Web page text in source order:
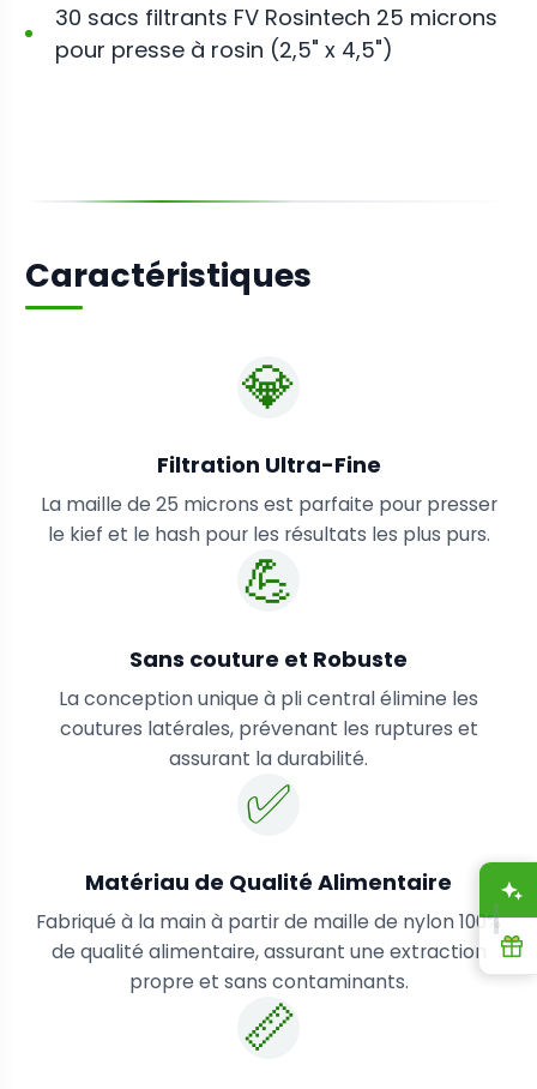
30 sacs filtrants FV Rosintech 25 microns
pour presse à rosin (2,5" x 4,5")
Caractéristiques
💎
Filtration Ultra-Fine
La maille de 25 microns est parfaite pour presser
le kief et le hash pour les résultats les plus purs.
💪
Sans couture et Robuste
La conception unique à pli central élimine les
coutures latérales, prévenant les ruptures et
assurant la durabilité.
✅
Matériau de Qualité Alimentaire
Fabriqué à la main à partir de maille de nylon 100%
de qualité alimentaire, assurant une extraction
propre et sans contaminants.
📏